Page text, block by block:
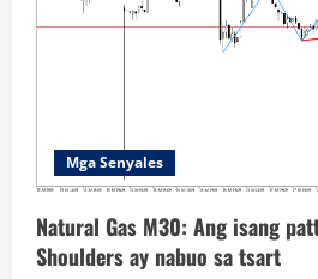
Mga Senyales
Natural Gas M30: Ang isang
Shoulders ay nabuo sa tsart